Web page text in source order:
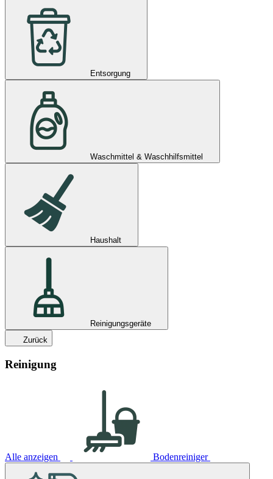
Entsorgung
Waschmittel & Waschhilfsmittel
Haushalt
Reinigungsgeräte
Zurück
Reinigung
Alle anzeigen Bodenreiniger